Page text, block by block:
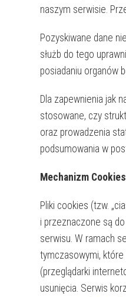
naszym serwisie.
Pozyskiwane dane
służb do tego
posiadaniu organów
Dla zapewnienia jak
stosowane, czy
oraz prowadzenia
podsumowania w
Mechanizm Cookies
Pliki cookies (tzw.
i przeznaczone są
serwisu. W ramach
tymczasowymi,
(przeglądarki
usunięcia. Serwis